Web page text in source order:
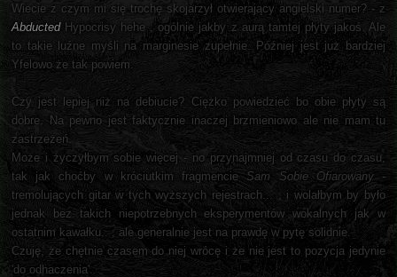
Wiecie z czym mi się trochę skojarzył otwierający angielski numer? - z
AbductedHypocrisy hehe , ogólnie jakby z aurą tamtej płyty jakoś. Ale
to takie luźne myśli na marginesie zupełnie. Później jest już bardziej
Yfelowo że tak powiem.
Czy jest lepiej niż na debiucie? Ciężko powiedzieć bo obie płyty są
dobre. Na pewno jest faktycznie inaczej brzmieniowo ale nie mam tu
zastrzeżeń.
Może i życzyłbym sobie więcej - no przynajmniej od czasu do czasu,
tak jak choćby w króciutkim fragmencieSam Sobie Ofiarowany-
tremolujących gitar w tych wyższych rejestrach... , i wolałbym by było
jednak bez takich niepotrzebnych eksperymentów wokalnych jak w
ostatnim kawałku.. , ale generalnie jest na prawdę w pytę solidnie.
Czuję, że chętnie czasem do niej wrócę i że nie jest to pozycja jedynie
'do odhaczenia'.